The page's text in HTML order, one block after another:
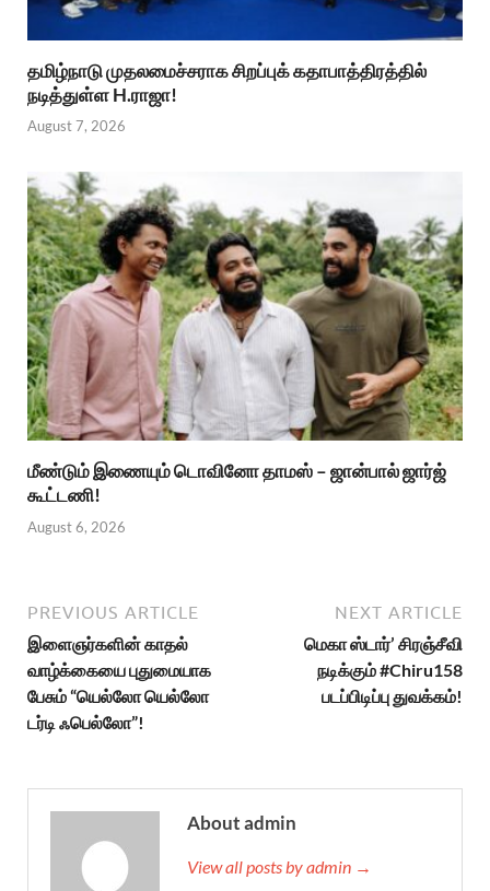
தமிழ்நாடு முதலமைச்சராக சிறப்புக் கதாபாத்திரத்தில்
நடித்துள்ள H.ராஜா!
August 7, 2026
மீண்டும் இணையும் டொவினோ தாமஸ் – ஜான்பால் ஜார்ஜ்
கூட்டணி!
August 6, 2026
PREVIOUS ARTICLE
இளைஞர்களின் காதல்
வாழ்க்கையை புதுமையாக
பேசும் “யெல்லோ யெல்லோ
டர்டி ஃபெல்லோ”!
NEXT ARTICLE
மெகா ஸ்டார்’ சிரஞ்சீவி
நடிக்கும் #Chiru158
படப்பிடிப்பு துவக்கம்!
About admin
View all posts by admin →